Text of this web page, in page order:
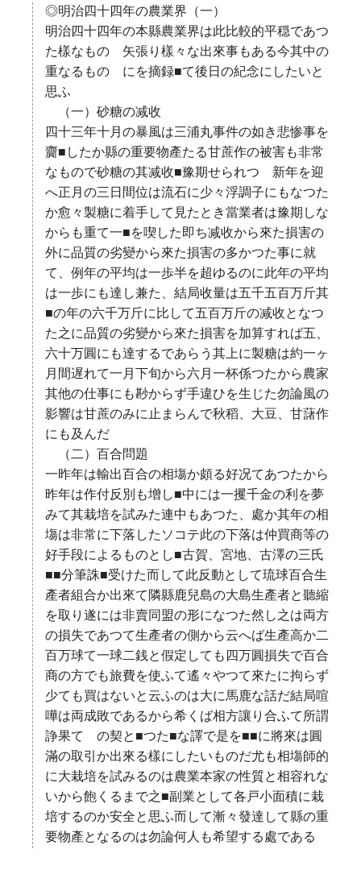
◎明治四十四年の農業界（一）
明治四十四年の本縣農業界は此比較的平穏であつ
た樣なものゝ矢張り樣々な出來事もある今其中の
重なるものゝにを摘録■て後日の紀念にしたいと
思ふ
（一）砂糖の减收
四十三年十月の暴風は三浦丸事件の如き悲惨事を
齎■したか縣の重要物產たる甘蔗作の被害も非常
なもので砂糖の其减收■豫期せられつゝ新年を迎
へ正月の三日間位は流石に少々浮調子にもなつた
か愈々製糖に着手して見たとき當業者は豫期しな
からも重て一■を喫した即ち减收から來た損害の
外に品質の劣變から來た損害の多かつた事に就
て、例年の平均は一歩半を超ゆるのに此年の平均
は一歩にも達し兼た、結局收量は五千五百万斤其
■の年の六千万斤に比して五百万斤の减收となつ
た之に品質の劣變から來た損害を加算すれば五、
六十万圓にも達するであらう其上に製糖は約一ヶ
月間遅れて一月下旬から六月一杯係つたから農家
其他の仕事にも尠からず手違ひを生じた勿論風の
影響は甘蔗のみに止まらんで秋稻、大豆、甘藷作
にも及んだ
（二）百合問題
一昨年は輸出百合の相塲か頗る好况てあつたから
昨年は作付反別も增し■中には一攫千金の利を夢
みて其栽培を試みた連中もあつた、處か其年の相
塲は非常に下落したソコテ此の下落は仲買商等の
好手段によるものとし■古賀、宮地、古澤の三氏
■■分筆誅■受けた而して此反動として琉球百合生
產者組合か出來て隣縣鹿兒島の大島生產者と聽縮
を取り遂には非賣同盟の形になつた然し之は両方
の損失であつて生產者の側から云へば生產高か二
百万球て一球二銭と假定しても四万圓損失で百合
商の方でも旅費を使ふて遙々やつて來たに拘らず
少ても買はないと云ふのは大に馬鹿な話だ結局喧
嘩は両成敗であるから希くば相方讓り合ふて所謂
諍果てゝの契と■つた■な譯で是を■■に將來は圓
滿の取引か出來る樣にしたいものだ尤も相塲師的
に大栽培を試みるのは農業本家の性質と相容れな
いから飽くるまで之■副業として各戸小面積に栽
培するのか安全と思ふ而して漸々發達して縣の重
要物產となるのは勿論何人も希望する處である